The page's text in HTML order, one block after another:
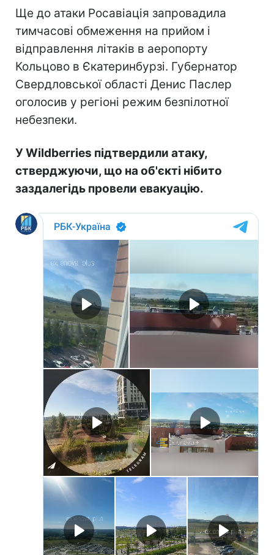
Ще до атаки Росавіація запровадила
тимчасові обмеження на прийом і
відправлення літаків в аеропорту
Кольцово в Єкатеринбурзі. Губернатор
Свердловської області Денис Паслер
оголосив у регіоні режим безпілотної
небезпеки.
У Wildberries підтвердили атаку,
стверджуючи, що на об'єкті нібито
заздалегідь провели евакуацію.